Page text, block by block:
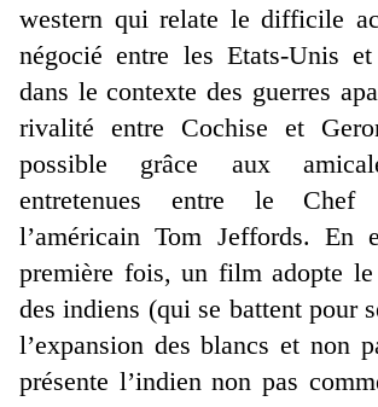
western qui relate le difficile
négocié entre les Etats-Unis
dans le contexte des guerres
rivalité entre Cochise et
possible grâce aux
entretenues entre le Chef
l’américain Tom Jeffords. En
première fois, un film adopte
des indiens (qui se battent pour
l’expansion des blancs et non
présente l’indien non pas